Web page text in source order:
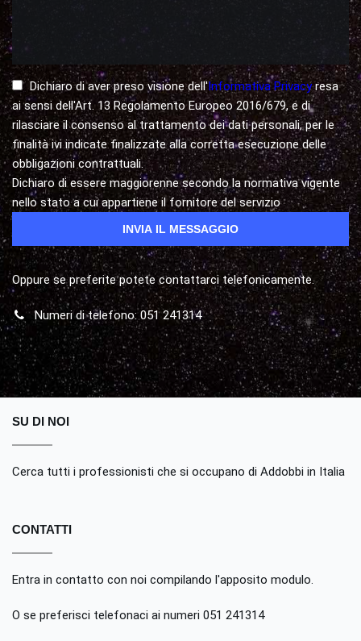
Dichiaro di aver preso visione dell'Informativa Privacyresa
ai sensi dell'Art. 13 Regolamento Europeo 2016/679, e di
rilasciare il consenso al trattamento dei dati personali, per le
finalità ivi indicate finalizzate alla corretta esecuzione delle
obbligazioni contrattuali.
Dichiaro di essere maggiorenne secondo la normativa vigente
nello stato a cui appartiene il fornitore del servizio
Oppure se preferite potete contattarci telefonicamente.
Numeri di telefono: 051 241314
SU DI NOI
Cerca tutti i professionisti che si occupano di Addobbi in Italia
CONTATTI
Entra in contatto con noi compilando l'apposito modulo.
O se preferisci telefonaci ai numeri 051 241314